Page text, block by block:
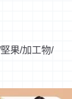
果/加工物/